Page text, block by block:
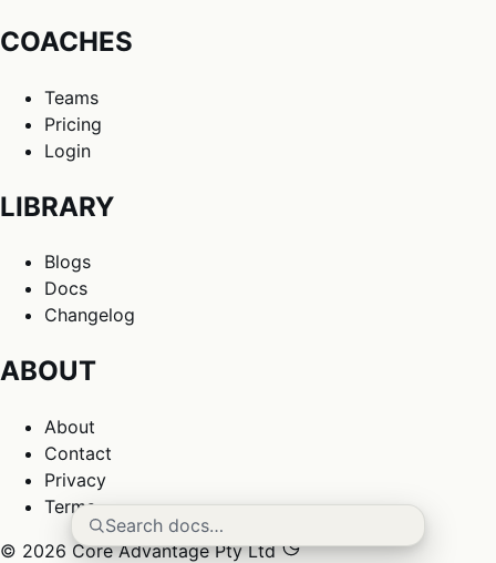
Search docs…
COACHES
Teams
Pricing
Login
LIBRARY
Blogs
Docs
Changelog
ABOUT
About
Contact
Privacy
Terms
© 2026 Core Advantage Pty Ltd